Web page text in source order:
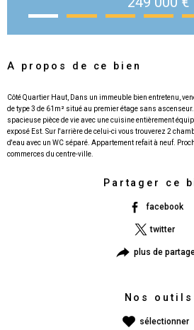
A propos de ce bien
Côté Quartier Haut, Dans un immeuble bien entretenu,
de type 3 de 61m² situé au premier étage sans
spacieuse pièce de vie avec une cuisine entièrement
exposé Est. Sur l'arrière de celui-ci vous trouverez 2
d'eau avec un WC séparé. Appartement refait à neuf.
Partager ce
facebook
twitter
plus de
Nos outils
sélectionner